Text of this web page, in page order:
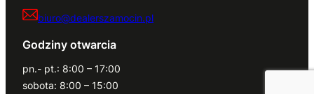
biuro@dealerszamocin.pl
Godziny otwarcia
pn.- pt.: 8:00 – 17:00
sobota: 8:00 – 15:00